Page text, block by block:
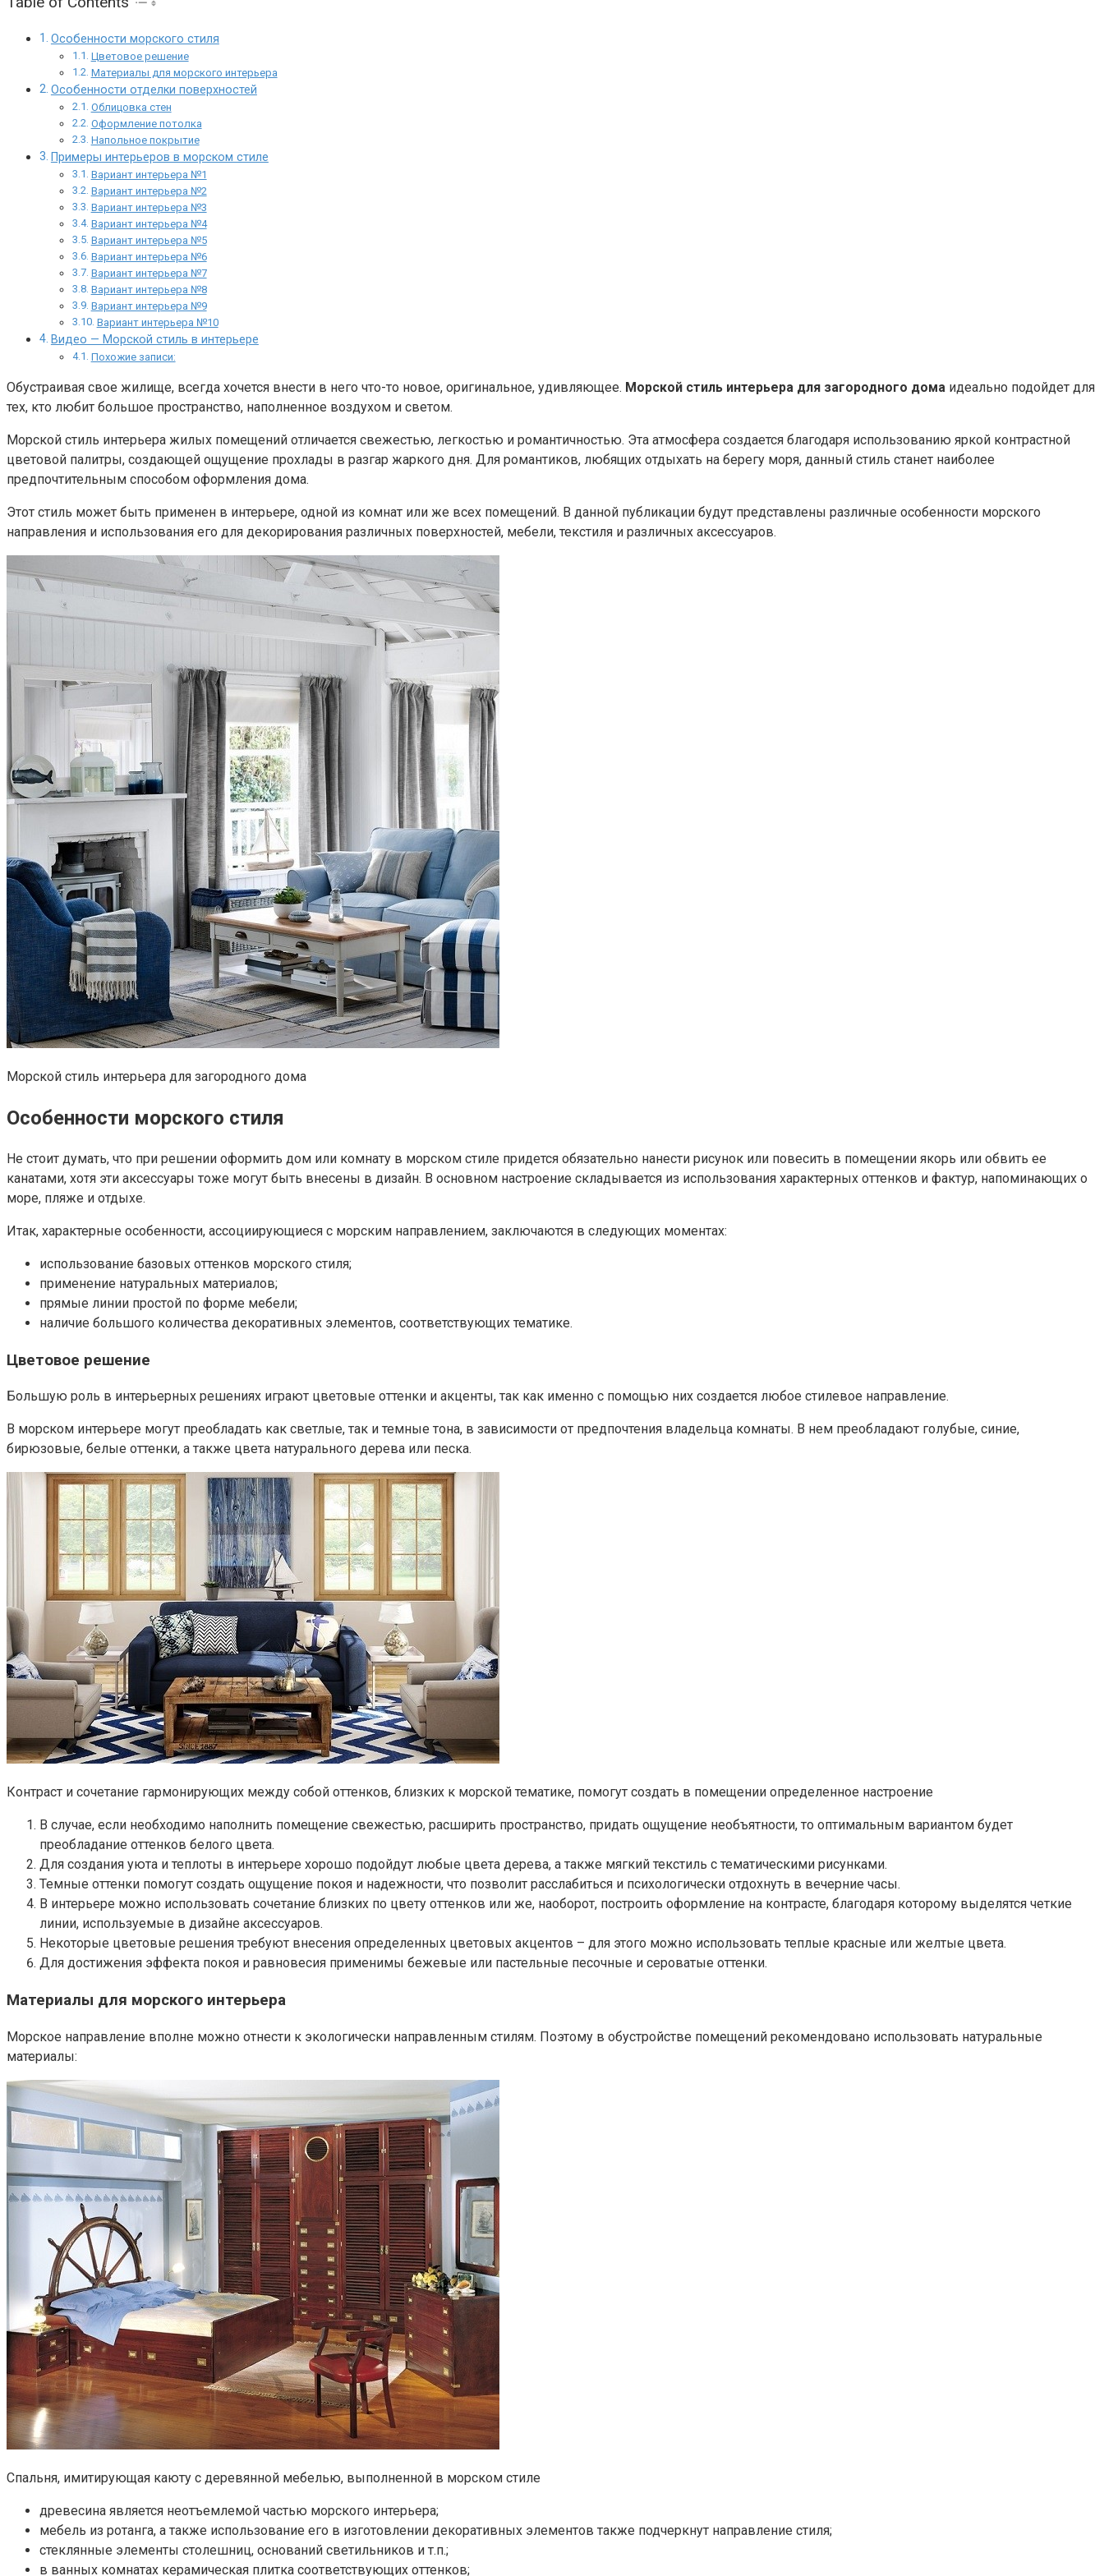
Особенности морского стиля
Цветовое решение
Материалы для морского интерьера
Особенности отделки поверхностей
Облицовка стен
Оформление потолка
Напольное покрытие
Примеры интерьеров в морском стиле
Вариант интерьера №1
Вариант интерьера №2
Вариант интерьера №3
Вариант интерьера №4
Вариант интерьера №5
Вариант интерьера №6
Вариант интерьера №7
Вариант интерьера №8
Вариант интерьера №9
Вариант интерьера №10
Видео — Морской стиль в интерьере
Похожие записи:
Обустраивая свое жилище, всегда хочется внести в него что-то новое, оригинальное, удивляющее. Морской стиль интерьера для загородного дома идеально подойдет для
тех, кто любит большое пространство, наполненное воздухом и светом.
Морской стиль интерьера жилых помещений отличается свежестью, легкостью и романтичностью. Эта атмосфера создается благодаря использованию яркой контрастной
цветовой палитры, создающей ощущение прохлады в разгар жаркого дня. Для романтиков, любящих отдыхать на берегу моря, данный стиль станет наиболее
предпочтительным способом оформления дома.
Этот стиль может быть применен в интерьере, одной из комнат или же всех помещений. В данной публикации будут представлены различные особенности морского
направления и использования его для декорирования различных поверхностей, мебели, текстиля и различных аксессуаров.
Морской стиль интерьера для загородного дома
Особенности морского стиля
Не стоит думать, что при решении оформить дом или комнату в морском стиле придется обязательно нанести рисунок или повесить в помещении якорь или обвить ее
канатами, хотя эти аксессуары тоже могут быть внесены в дизайн. В основном настроение складывается из использования характерных оттенков и фактур, напоминающих о
море, пляже и отдыхе.
Итак, характерные особенности, ассоциирующиеся с морским направлением, заключаются в следующих моментах:
использование базовых оттенков морского стиля;
применение натуральных материалов;
прямые линии простой по форме мебели;
наличие большого количества декоративных элементов, соответствующих тематике.
Цветовое решение
Большую роль в интерьерных решениях играют цветовые оттенки и акценты, так как именно с помощью них создается любое стилевое направление.
В морском интерьере могут преобладать как светлые, так и темные тона, в зависимости от предпочтения владельца комнаты. В нем преобладают голубые, синие,
бирюзовые, белые оттенки, а также цвета натурального дерева или песка.
Контраст и сочетание гармонирующих между собой оттенков, близких к морской тематике, помогут создать в помещении определенное настроение
В случае, если необходимо наполнить помещение свежестью, расширить пространство, придать ощущение необъятности, то оптимальным вариантом будет
преобладание оттенков белого цвета.
Для создания уюта и теплоты в интерьере хорошо подойдут любые цвета дерева, а также мягкий текстиль с тематическими рисунками.
Темные оттенки помогут создать ощущение покоя и надежности, что позволит расслабиться и психологически отдохнуть в вечерние часы.
В интерьере можно использовать сочетание близких по цвету оттенков или же, наоборот, построить оформление на контрасте, благодаря которому выделятся четкие
линии, используемые в дизайне аксессуаров.
Некоторые цветовые решения требуют внесения определенных цветовых акцентов – для этого можно использовать теплые красные или желтые цвета.
Для достижения эффекта покоя и равновесия применимы бежевые или пастельные песочные и сероватые оттенки.
Материалы для морского интерьера
Морское направление вполне можно отнести к экологически направленным стилям. Поэтому в обустройстве помещений рекомендовано использовать натуральные
материалы:
Спальня, имитирующая каюту с деревянной мебелью, выполненной в морском стиле
древесина является неотъемлемой частью морского интерьера;
мебель из ротанга, а также использование его в изготовлении декоративных элементов также подчеркнут направление стиля;
стеклянные элементы столешниц, оснований светильников и т.п.;
в ванных комнатах керамическая плитка соответствующих оттенков;